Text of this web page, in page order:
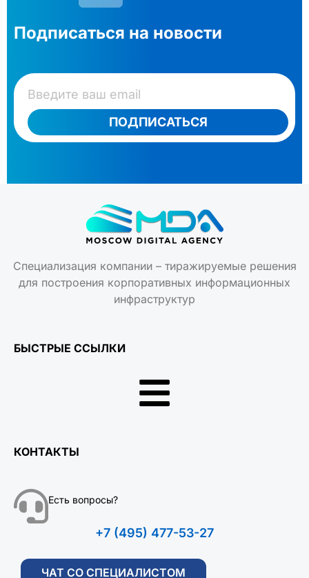
Подписаться на новости
ПОДПИСАТЬСЯ
Специализация компании – тиражируемые решения
для построения корпоративных информационных
инфраструктур
БЫСТРЫЕ ССЫЛКИ
КОНТАКТЫ
Есть вопросы?
+7 (495) 477-53-27
ЧАТ СО СПЕЦИАЛИСТОМ